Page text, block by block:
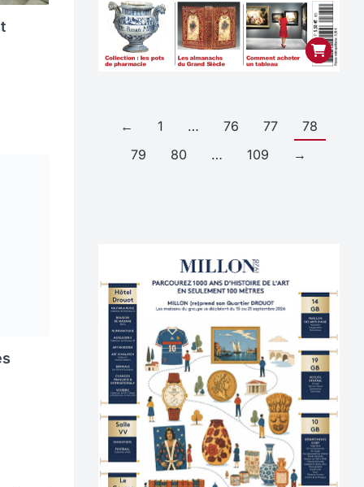
← 1 … 76 77
78
79
80 … 109 →